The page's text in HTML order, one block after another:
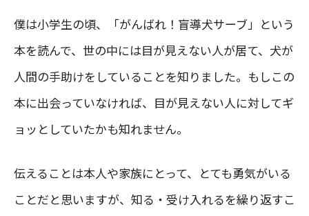
僕は小学生の頃、「がんばれ！盲導犬サーブ」という
本を読んで、世の中には目が見えない人が居て、犬が
人間の手助けをしていることを知りました。もしこの
本に出会っていなければ、目が見えない人に対してギ
ョッとしていたかも知れません。
伝えることは本人や家族にとって、とても勇気がいる
ことだと思いますが、知る・受け入れるを繰り返すこ